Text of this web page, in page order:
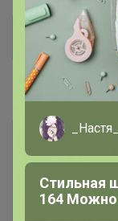
***
#Аксессуары
Бабочки
Галстуки
_Настя_
Стильная
164